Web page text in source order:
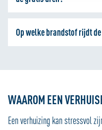
telkens een beetje beter
ook cookies om content
personaliseren en om
bieden. We delen
Cookie Policy
Maandag, woensdag en
kilometers, daarna € 0,25
Vrijdag, zaterdag en
Prijzen zijn per dag,
0,25 per km.
Na de gratis uren zijn de
brandstof (€ 0,25 per
Op welke brandstof rijdt de
verhuisbus teruggebracht
vestiging.
WAAROM EEN
Een verhuizing kan stressvol